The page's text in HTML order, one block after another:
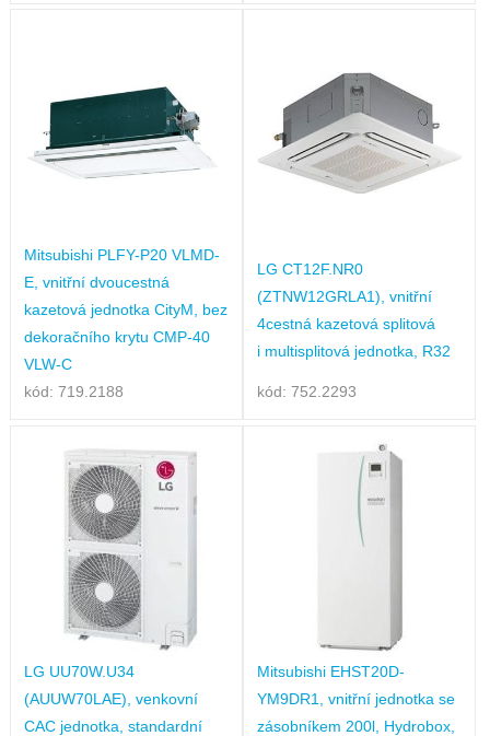
Mitsubishi PLFY-P20 VLMD-
E, vnitřní dvoucestná
kazetová jednotka CityM, bez
dekoračního krytu CMP-40
VLW-C
kód: 719.2188
LG CT12F.NR0
(ZTNW12GRLA1), vnitřní
4cestná kazetová splitová
i multisplitová jednotka, R32
kód: 752.2293
LG UU70W.U34
(AUUW70LAE), venkovní
CAC jednotka, standardní
Mitsubishi EHST20D-
YM9DR1, vnitřní jednotka se
zásobníkem 200l, Hydrobox,